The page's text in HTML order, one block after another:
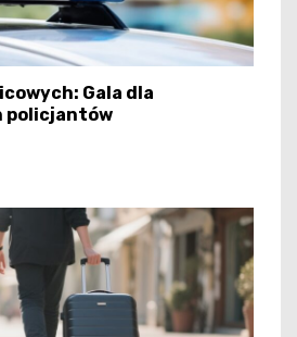
Gala dla
policjantów